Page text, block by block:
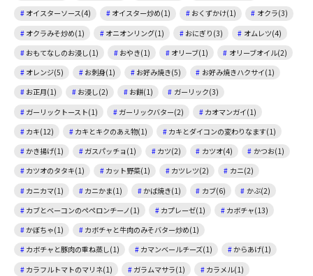
オイスターソース(4)
オイスター炒め(1) おくずかけ(1)
オクラ(3)
オクラみそ炒め(1)
オニオンリング(1) おにぎり(3)
オムレツ(4)
おもてなしのお浸し(1)
おやき(1) オリーブ(1)
オリーブオイル(2)
オレンジ(5)
お刺身(1) お好み焼き(5)
お好み焼きハクサイ(1)
お正月(1)
お浸し(2) お餅(1)
ガーリック(3)
ガーリックトースト(1)
ガーリックバター(2)
カオマンガイ(1)
カキ(12)
カキとキクのあえ物(1)
カキとダイコンの変わりなます(1)
かき揚げ(1)
ガスパッチョ(1) カツ(2) カツオ(4)
かつお(1)
カツオのタタキ(1)
カット野菜(1) カツレツ(2)
カニ(2)
カニカマ(1)
カニかま(1) かば焼き(1) カブ(6)
かぶ(2)
カブとベーコンのペペロンチーノ(1)
カプレーゼ(1)
カボチャ(13)
かぼちゃ(1)
カボチャと牛肉のみそバター炒め(1)
カボチャと豚肉の重ね蒸し(1)
カマンベールチーズ(1)
からあげ(1)
カラフルトマトのマリネ(1)
ガラムマサラ(1)
カラメル(1)